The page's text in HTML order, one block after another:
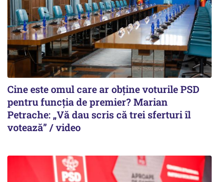
Cine este omul care ar obține voturile PSD
pentru funcția de premier? Marian
Petrache: „Vă dau scris că trei sferturi îl
votează” / video